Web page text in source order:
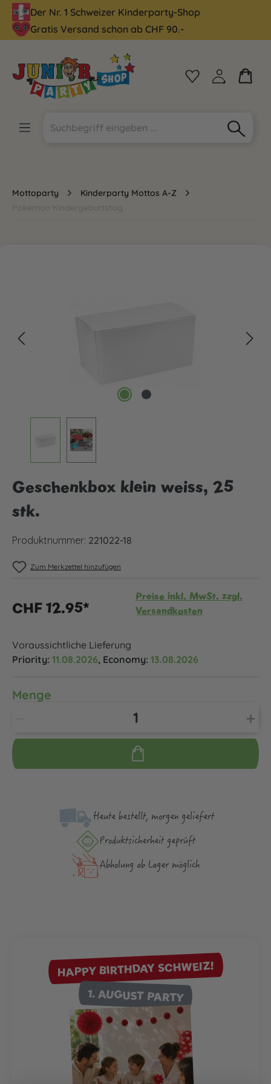
springen
Der Nr. 1 Schweizer Kinderparty-Shop
Gratis Versand schon ab CHF 90.-
Mottoparty
Kinderparty Mottos A-Z
Pokémon Kindergeburtstag
Geschenkbox klein weiss, 25
stk.
Produktnummer: 221022-18
Zum Merkzettel hinzufügen
CHF 12.95*
Preise inkl. MwSt. zzgl.
Versandkosten
Voraussichtliche Lieferung
Priority: 11.08.2026, Economy: 13.08.2026
Menge
Heute bestellt, morgen geliefert
Produktsicher­heit geprüft
Abholung ab Lager möglich
HAPPY BIRTHDAY SCHWEIZ!
1. AUGUST PARTY